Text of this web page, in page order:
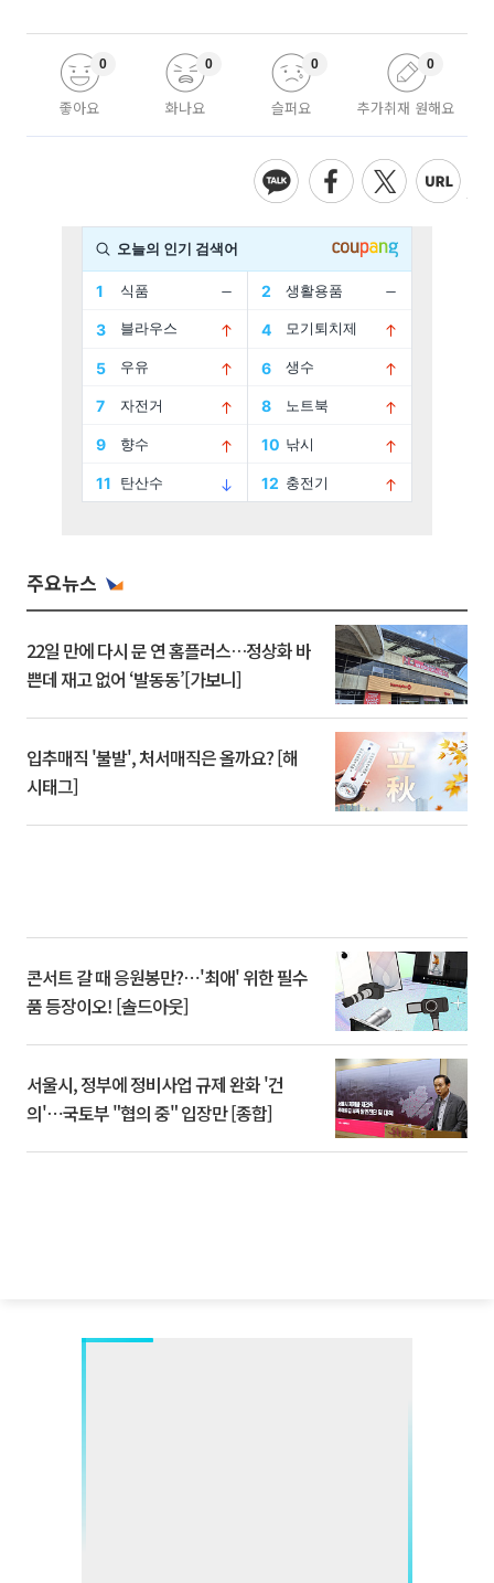
좋아요
0
화나요
0
슬퍼요
0
추가취재 원해요
0
주요뉴스
22일 만에 다시 문 연 홈플러스…정상화 바
쁜데 재고 없어 ‘발동동’[가보니]
입추매직 '불발', 처서매직은 올까요? [해
시태그]
콘서트 갈 때 응원봉만?⋯'최애' 위한 필수
품 등장이오! [솔드아웃]
서울시, 정부에 정비사업 규제 완화 '건
의'⋯국토부 "협의 중" 입장만 [종합]